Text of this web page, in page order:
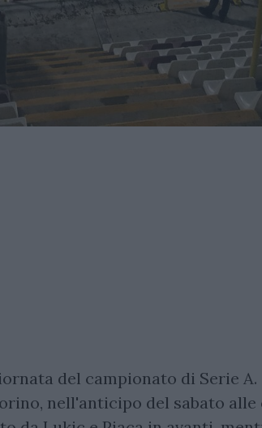
del campionato di Serie A.
nell'anticipo del sabato alle